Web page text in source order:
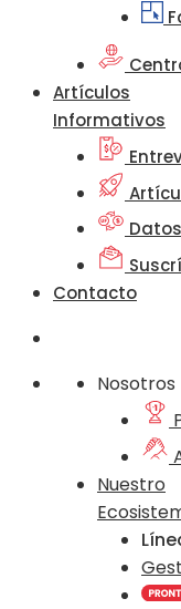
Artículos
Informativos
Contacto
Nosotros
Nuestro